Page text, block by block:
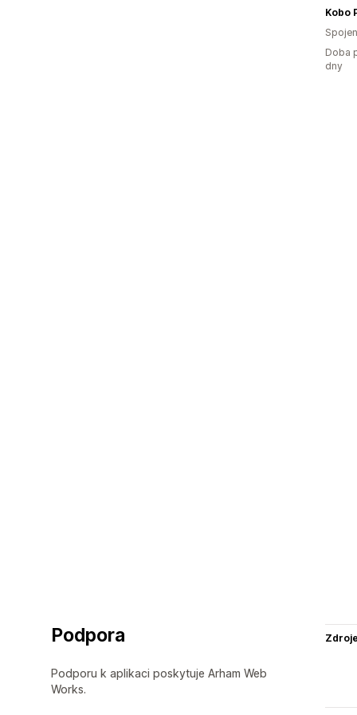
Kobo
Doba
dny
Podpora
Podporu k aplikaci poskytuje Arham Web
Works.
Zdroje